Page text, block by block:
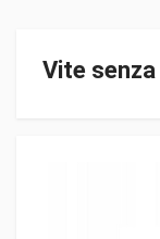
Vite